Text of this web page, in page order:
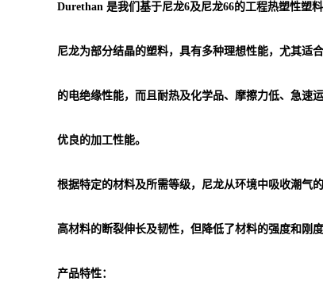
Durethan 是我们基于尼龙6及尼龙66的工程热塑性塑
尼龙为部分结晶的塑料，具有多种理想性能，尤其适
的电绝缘性能，而且耐热及化学品、摩擦力低、急速
优良的加工性能。
根据特定的材料及所需等级，尼龙从环境中吸收潮气
高材料的断裂伸长及韧性，但降低了材料的强度和刚度
产品特性：